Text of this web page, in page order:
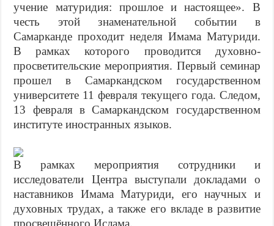
учение матуридия: прошлое и настоящее». В
честь этой знаменательной событии в
Самарканде проходит неделя Имама Матуриди.
В рамках которого проводится духовно-
просветительские мероприятия. Первый семинар
прошел в Самаркандском государственном
университете 11 февраля текущего года. Следом,
13 февраля в Самаркандском государственном
институте иностранных языков.
В рамках мероприятия сотрудники и
исследователи Центра выступали докладами о
наставников Имама Матуриди, его научных и
духовных трудах, а также его вкладе в развитие